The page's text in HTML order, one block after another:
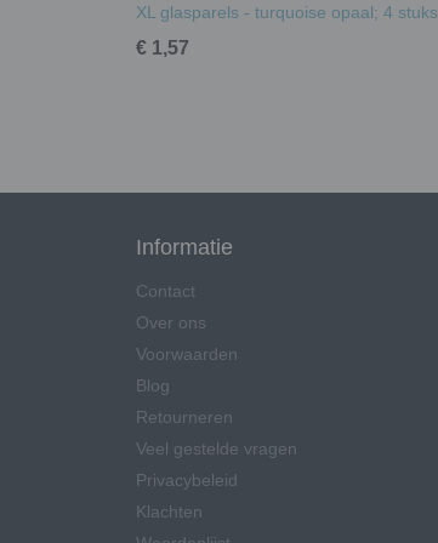
XL glasparels - turquoise opaal; 4 stuks
€ 1,57
Informatie
Contact
Over ons
Voorwaarden
Blog
Retourneren
Veel gestelde vragen
Privacybeleid
Klachten